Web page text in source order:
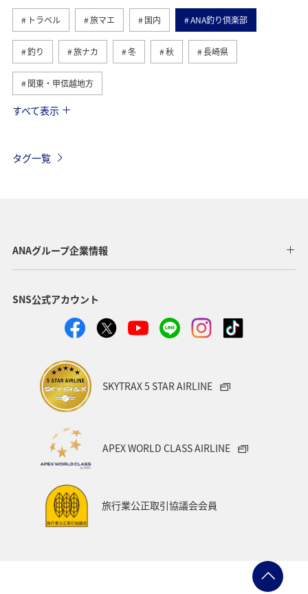
トラベル 旅マエ 国内 ANA釣り倶楽部
釣り 旅ナカ 冬 秋 長崎県
関東・甲信越地方
海 北海道
広島県 神戸 新潟県 秋のアクティビティ
キャンプ・グランピング
すべて表示
タグ一覧
ANAグループ企業情報
SNS公式アカウント
SKYTRAX 5 STAR AIRLINE
APEX WORLD CLASS AIRLINE
旅行業公正取引協議会会員